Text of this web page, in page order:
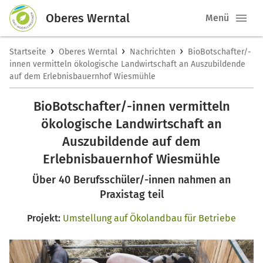
Oberes Werntal Menü
Startseite › Oberes Werntal › Nachrichten › BioBotschafter/-
innen vermitteln ökologische Landwirtschaft an Auszubildende
auf dem Erlebnisbauernhof Wiesmühle
BioBotschafter/-innen vermitteln
ökologische Landwirtschaft an
Auszubildende auf dem
Erlebnisbauernhof Wiesmühle
Über 40 Berufsschüler/-innen nahmen an
Praxistag teil
Projekt: Umstellung auf Ökolandbau für Betriebe